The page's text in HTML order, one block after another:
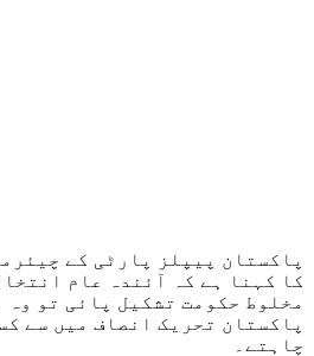
پاکستان پیپلز پارٹی کے
کا کہنا ہے کہ آئندہ عام
مخلوط حکومت تشکیل پائی تو وہ
پاکستان تحریک انصاف میں سے
چاہتے۔